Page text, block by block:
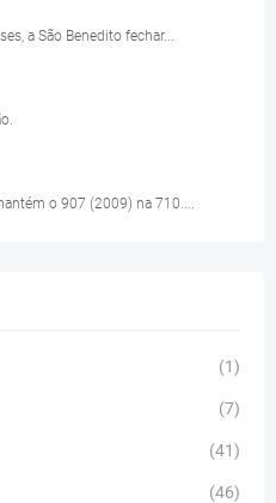
a São Benedito fechar...
o 907 (2009) na 710....
(1)
(7)
(41)
(46)